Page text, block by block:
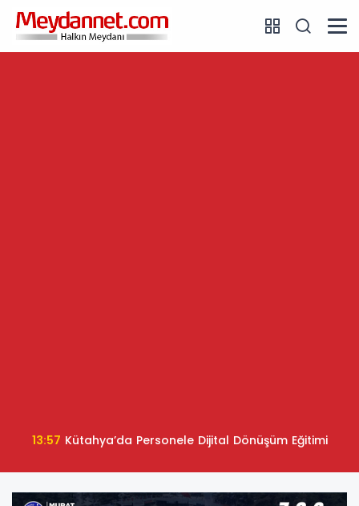
13:57 Kütahya’da Personele Dijital Dönüşüm Eğitimi